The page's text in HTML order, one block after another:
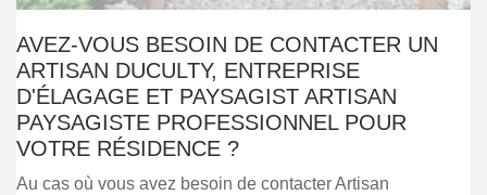
AVEZ-VOUS BESOIN DE CONTACTER UN
ARTISAN DUCULTY, ENTREPRISE
D'ÉLAGAGE ET PAYSAGIST ARTISAN
PAYSAGISTE PROFESSIONNEL POUR
VOTRE RÉSIDENCE ?
Au cas où vous avez besoin de contacter Artisan